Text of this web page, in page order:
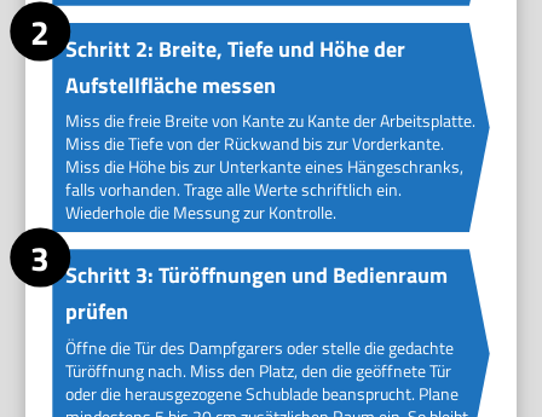
Schritt 2: Breite, Tiefe und Höhe der
Aufstellfläche messen
Miss die freie Breite von Kante zu Kante der Arbeitsplatte.
Miss die Tiefe von der Rückwand bis zur Vorderkante.
Miss die Höhe bis zur Unterkante eines Hängeschranks,
falls vorhanden. Trage alle Werte schriftlich ein.
Wiederhole die Messung zur Kontrolle.
Schritt 3: Türöffnungen und Bedienraum
prüfen
Öffne die Tür des Dampfgarers oder stelle die gedachte
Türöffnung nach. Miss den Platz, den die geöffnete Tür
oder die herausgezogene Schublade beansprucht. Plane